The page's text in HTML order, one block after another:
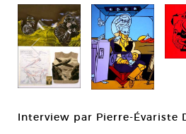
Interview par Pierre-Évariste